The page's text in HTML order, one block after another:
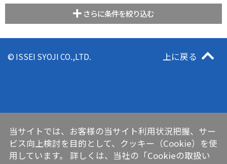
さらに条件を絞り込む
© ISSEI SYOJI CO.,LTD. 上に戻る
当サイトでは、お客様の当サイト利用状況把握、サー
ビス向上検討を目的として、クッキー（Cookie）を使
用しています。 詳しくは、当社の 「Cookieの取扱い